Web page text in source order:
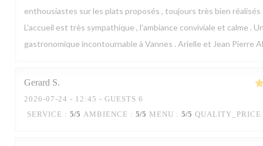
enthousiastes sur les plats proposés , toujours très bien réalisés
L'accueil est très sympathique , l'ambiance conviviale et calme .
gastronomique incontournable à Vannes . Arielle et Jean Pierre
Gerard S
2026-07-24 - 12:45 - GUESTS 6
SERVICE : 5/5 AMBIENCE : 5/5 MENU : 5/5 QUALITY_PRICE